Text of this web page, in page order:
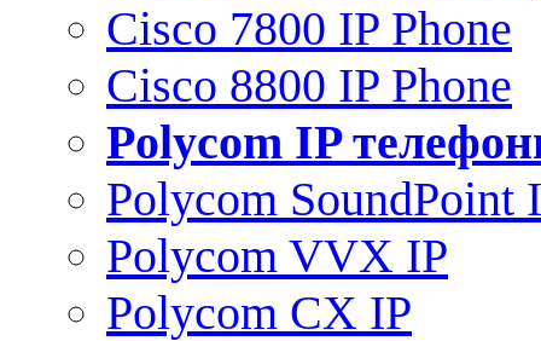
Cisco 7800 IP Phone
Cisco 8800 IP Phone
Polycom IP
Polycom SoundPoint
Polycom VVX IP
Polycom CX IP